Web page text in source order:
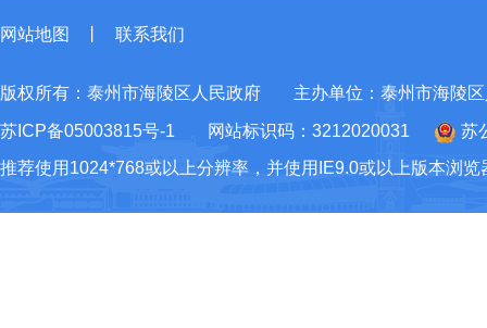
网站地图 联系我们
版权所有：泰州市海陵区人民政府 主办单位：泰州市海陵
苏ICP备05003815号-1 网站标识码：3212020031
苏
推荐使用1024*768或以上分辨率，并使用IE9.0或以上版本浏览